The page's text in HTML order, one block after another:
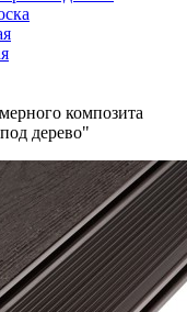
композита
дерево"